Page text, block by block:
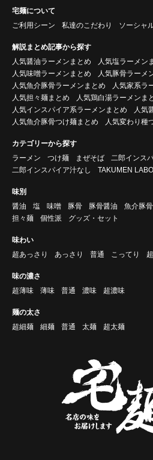
宅麺について
ご利用シーン
私達のこだわり ソーシャ
解説まとめ記事から探す
人気醤油ラーメンまとめ
人気塩ラーメン
人気味噌ラーメンまとめ
人気豚骨ラーメ
人気魚介豚骨ラーメンまとめ
人気家系ラ
人気担々麺まとめ
人気鶏白湯ラーメンま
人気インスパイア系ラーメンまとめ
人気
人気魚介豚骨つけ麺まとめ
人気変わり種
カテゴリーから探す
ラーメン
つけ麺 まぜそば
二郎インス
二郎インスパイア汁なし
TAKUMEN LABO
味別
醤油
塩 味噌 豚骨 豚骨醤油 魚介豚骨
担々麺
個性派 グッズ・セット
味わい
超あっさり
あっさり 普通 こってり
味の濃さ
超薄味
薄味 普通 濃味 超濃味
麺の太さ
超細麺
細麺 普通 太麺 超太麺